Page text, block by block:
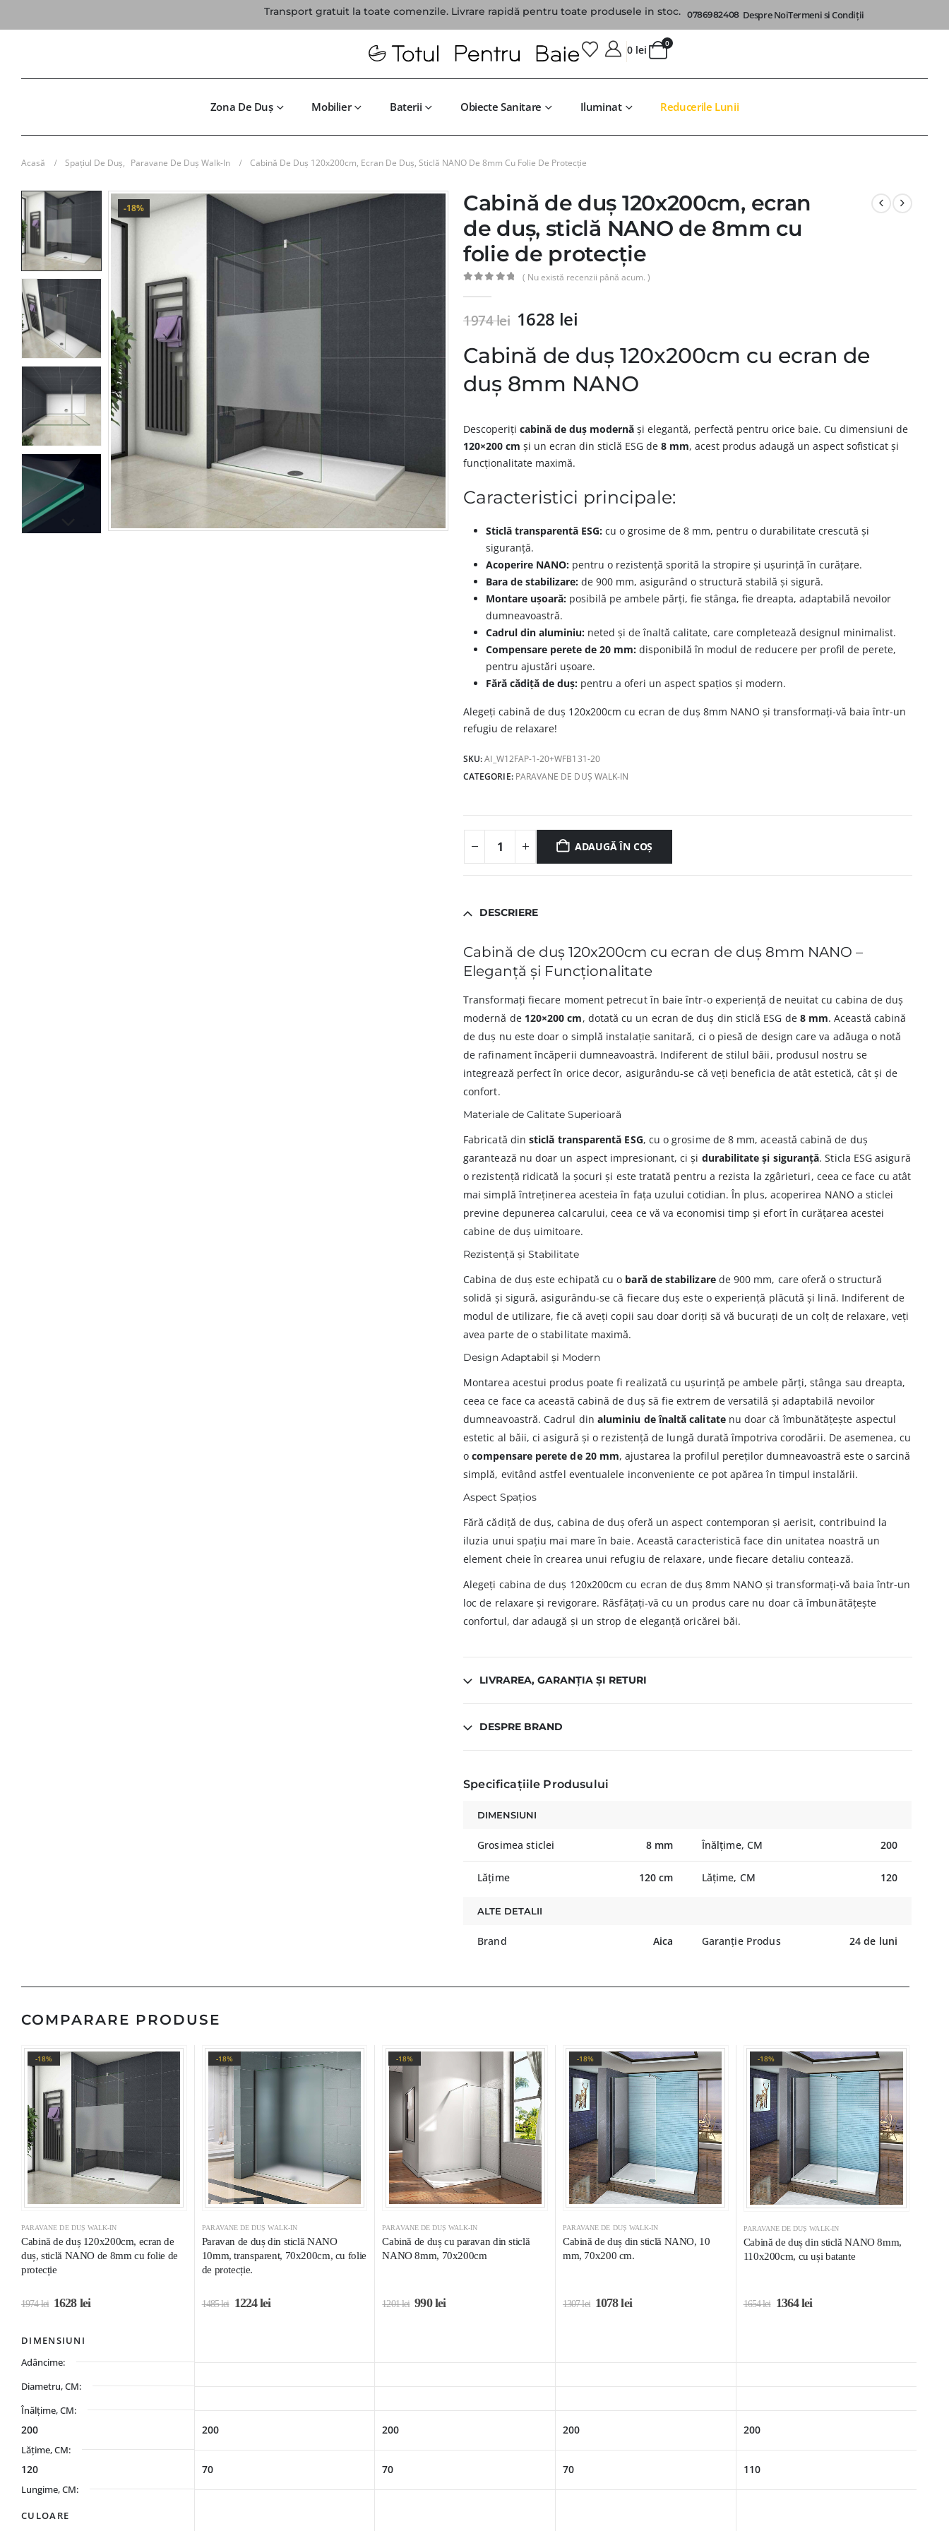
Transport gratuit la toate comenzile. Livrare rapidă pentru toate produsele in stoc. 0786982408 Despre NoiTermeni si Condiții
0
0 lei
Zona De Duș Mobilier Baterii Obiecte Sanitare Iluminat Reducerile Lunii
Acasă Spațiul De Duș, Paravane De Duș Walk-In Cabină De Duș 120x200cm, Ecran De Duș, Sticlă NANO De 8mm Cu Folie De Protecție
-18%
Cabină de duș 120x200cm, ecran
de duș, sticlă NANO de 8mm cu
folie de protecție
( Nu există recenzii până acum. )
1974lei 1628 lei
Cabină de duș 120x200cm cu ecran de
duș 8mm NANO
Descoperiți cabină de duș modernă și elegantă, perfectă pentru orice baie. Cu dimensiuni de
120×200 cm și un ecran din sticlă ESG de8 mm, acest produs adaugă un aspect sofisticat și
funcționalitate maximă.
Caracteristici principale:
Sticlă transparentă ESG: cu o grosime de 8 mm, pentru o durabilitate crescută și
siguranță.
Acoperire NANO: pentru o rezistență sporită la stropire și ușurință în curățare.
Bara de stabilizare: de 900 mm, asigurând o structură stabilă și sigură.
Montare ușoară: posibilă pe ambele părți, fie stânga, fie dreapta, adaptabilă nevoilor
dumneavoastră.
Cadrul din aluminiu: neted și de înaltă calitate, care completează designul minimalist.
Compensare perete de 20 mm: disponibilă în modul de reducere per profil de perete,
pentru ajustări ușoare.
Fără cădiță de duș: pentru a oferi un aspect spațios și modern.
Alegeți cabină de duș 120x200cm cu ecran de duș 8mm NANO și transformați-vă baia într-un
refugiu de relaxare!
SKU:AI_W12FAP-1-20+WFB131-20
CATEGORIE: PARAVANE DE DUȘ WALK-IN
ADAUGĂ ÎN COȘ
DESCRIERE
Cabină de duș 120x200cm cu ecran de duș 8mm NANO –
Eleganță și Funcționalitate
Transformați fiecare moment petrecut în baie într-o experiență de neuitat cu cabina de duș
modernă de 120×200 cm, dotată cu un ecran de duș din sticlă ESG de 8 mm. Această cabină
de duș nu este doar o simplă instalație sanitară, ci o piesă de design care va adăuga o notă
de rafinament încăperii dumneavoastră. Indiferent de stilul băii, produsul nostru se
integrează perfect în orice decor, asigurându-se că veți beneficia de atât estetică, cât și de
confort.
Materiale de Calitate Superioară
Fabricată dinsticlă transparentă ESG, cu o grosime de 8 mm, această cabină de duș
garantează nu doar un aspect impresionant, ci și durabilitate și siguranță. Sticla ESG asigură
o rezistență ridicată la șocuri și este tratată pentru a rezista la zgârieturi, ceea ce face cu atât
mai simplă întreținerea acesteia în fața uzului cotidian. În plus, acoperirea NANO a sticlei
previne depunerea calcarului, ceea ce vă va economisi timp și efort în curățarea acestei
cabine de duș uimitoare.
Rezistență și Stabilitate
Cabina de duș este echipată cu o bară de stabilizarede 900 mm, care oferă o structură
solidă și sigură, asigurându-se că fiecare duș este o experiență plăcută și lină. Indiferent de
modul de utilizare, fie că aveți copii sau doar doriți să vă bucurați de un colț de relaxare, veți
avea parte de o stabilitate maximă.
Design Adaptabil și Modern
Montarea acestui produs poate fi realizată cu ușurință pe ambele părți, stânga sau dreapta,
ceea ce face ca această cabină de duș să fie extrem de versatilă și adaptabilă nevoilor
dumneavoastră. Cadrul din aluminiu de înaltă calitatenu doar că îmbunătățește aspectul
estetic al băii, ci asigură și o rezistență de lungă durată împotriva corodării. De asemenea, cu
ocompensare perete de 20 mm, ajustarea la profilul pereților dumneavoastră este o sarcină
simplă, evitând astfel eventualele inconveniente ce pot apărea în timpul instalării.
Aspect Spațios
Fără cădiță de duș, cabina de duș oferă un aspect contemporan și aerisit, contribuind la
iluzia unui spațiu mai mare în baie. Această caracteristică face din unitatea noastră un
element cheie în crearea unui refugiu de relaxare, unde fiecare detaliu contează.
Alegeți cabina de duș 120x200cm cu ecran de duș 8mm NANO și transformați-vă baia într-un
loc de relaxare și revigorare. Răsfățați-vă cu un produs care nu doar că îmbunătățește
confortul, dar adaugă și un strop de eleganță oricărei băi.
LIVRAREA, GARANȚIA ȘI RETURI
DESPRE BRAND
Specificațiile Produsului
DIMENSIUNI
Grosimea sticlei 8 mm Înălțime, CM 200
Lățime 120 cm Lățime, CM 120
ALTE DETALII
Brand Aica Garanție Produs 24 de luni
COMPARARE PRODUSE
-18%
PARAVANE DE DUȘ WALK-IN
Cabină de duș 120x200cm, ecran de
duș, sticlă NANO de 8mm cu folie de
protecție
1974lei 1628 lei
-18%
PARAVANE DE DUȘ WALK-IN
Paravan de duș din sticlă NANO
10mm, transparent, 70x200cm, cu folie
de protecție.
1485lei 1224lei
-18%
PARAVANE DE DUȘ WALK-IN
Cabină de duș cu paravan din sticlă
NANO 8mm, 70x200cm
1201lei 990lei
-18%
PARAVANE DE DUȘ WALK-IN
Cabină de duș din sticlă NANO, 10
mm, 70x200 cm.
1307lei 1078lei
-18%
PARAVANE DE DUȘ WALK-IN
Cabină de duș din sticlă NANO 8mm,
110x200cm, cu uși batante
1654lei 1364lei
DIMENSIUNI
Adâncime:
Diametru, CM:
Înălțime, CM:
200 200 200 200 200
Lățime, CM:
120 70 70 70 110
Lungime, CM:
CULOARE